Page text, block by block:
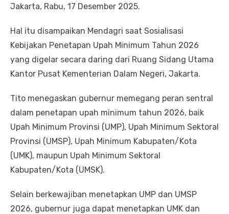
Jakarta, Rabu, 17 Desember 2025.
Hal itu disampaikan Mendagri saat Sosialisasi
Kebijakan Penetapan Upah Minimum Tahun 2026
yang digelar secara daring dari Ruang Sidang Utama
Kantor Pusat Kementerian Dalam Negeri, Jakarta.
Tito menegaskan gubernur memegang peran sentral
dalam penetapan upah minimum tahun 2026, baik
Upah Minimum Provinsi (UMP), Upah Minimum Sektoral
Provinsi (UMSP), Upah Minimum Kabupaten/Kota
(UMK), maupun Upah Minimum Sektoral
Kabupaten/Kota (UMSK).
Selain berkewajiban menetapkan UMP dan UMSP
2026, gubernur juga dapat menetapkan UMK dan